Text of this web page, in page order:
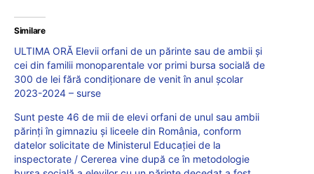
Similare
ULTIMA ORĂ Elevii orfani de un părinte sau de ambii și
cei din familii monoparentale vor primi bursa socială de
300 de lei fără condiționare de venit în anul școlar
2023-2024 – surse
Sunt peste 46 de mii de elevi orfani de unul sau ambii
părinți în gimnaziu și liceele din România, conform
datelor solicitate de Ministerul Educației de la
inspectorate / Cererea vine după ce în metodologie